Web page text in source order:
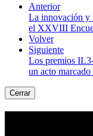
Anterior
La innovación y
el XXVIII
Volver
Siguiente
Los premios
un acto
Cerrar